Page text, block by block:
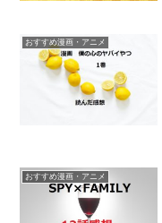
おすすめ漫画・アニメ
おすすめ漫画・アニメ